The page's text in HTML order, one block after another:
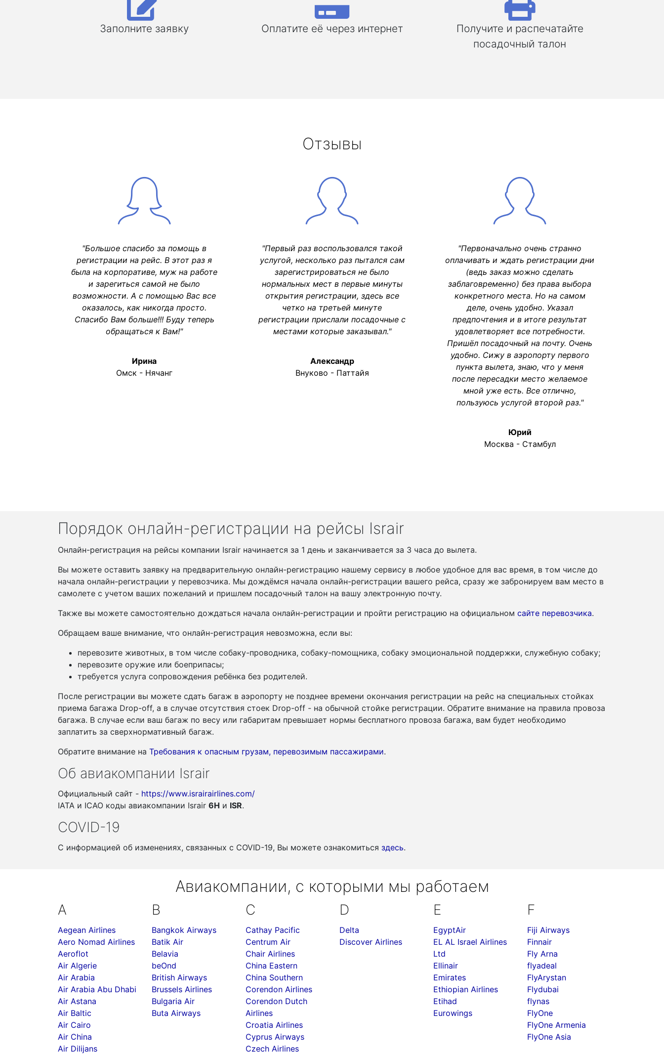
Заполните заявку Оплатите её через интернет
Получите и распечатайте
посадочный талон
Отзывы
"Большое спасибо за помощь в
регистрации на рейс. В этот раз я
была на корпоративе, муж на работе
и зарегиться самой не было
возможности. А с помощью Вас все
оказалось, как никогда просто.
Спасибо Вам больше!!! Буду теперь
обращаться к Вам!"
Ирина
Омск - Нячанг
"Первый раз воспользовался такой
услугой, несколько раз пытался сам
зарегистрироваться не было
нормальных мест в первые минуты
открытия регистрации, здесь все
четко на третьей минуте
регистрации прислали посадочные с
местами которые заказывал."
Александр
Внуково - Паттайя
"Первоначально очень странно
оплачивать и ждать регистрации дни
(ведь заказ можно сделать
заблаговременно) без права выбора
конкретного места. Но на самом
деле, очень удобно. Указал
предпочтения и в итоге результат
удовлетворяет все потребности.
Пришёл посадочный на почту. Очень
удобно. Сижу в аэропорту первого
пункта вылета, знаю, что у меня
после пересадки место желаемое
мной уже есть. Все отлично,
пользуюсь услугой второй раз."
Юрий
Москва - Стамбул
Порядок онлайн-регистрации на рейсы Israir
Онлайн-регистрация на рейсы компании Israir начинается за 1 день и заканчивается за 3 часа до вылета.
Вы можете оставить заявку на предварительную онлайн-регистрацию нашему сервису в любое удобное для вас время, в том числе до
начала онлайн-регистрации у перевозчика. Мы дождёмся начала онлайн-регистрации вашего рейса, сразу же забронируем вам место в
самолете с учетом ваших пожеланий и пришлем посадочный талон на вашу электронную почту.
Также вы можете самостоятельно дождаться начала онлайн-регистрации и пройти регистрацию на официальном сайте перевозчика.
Обращаем ваше внимание, что онлайн-регистрация невозможна, если вы:
перевозите животных, в том числе собаку-проводника, собаку-помощника, собаку эмоциональной поддержки, служебную собаку;
перевозите оружие или боеприпасы;
требуется услуга сопровождения ребёнка без родителей.
После регистрации вы можете сдать багаж в аэропорту не позднее времени окончания регистрации на рейс на специальных стойках
приема багажа Drop-off, а в случае отсутствия стоек Drop-off - на обычной стойке регистрации. Обратите внимание на правила провоза
багажа. В случае если ваш багаж по весу или габаритам превышает нормы бесплатного провоза багажа, вам будет необходимо
заплатить за сверхнормативный багаж.
Обратите внимание на Требования к опасным грузам, перевозимым пассажирами.
Об авиакомпании Israir
Официальный сайт - https://www.israirairlines.com/
IATA и ICAO коды авиакомпании Israir 6H и ISR.
COVID-19
С информацией об изменениях, связанных c COVID-19, Вы можете ознакомиться здесь.
Авиакомпании, с которыми мы работаем
A
Aegean Airlines
Aero Nomad Airlines
Aeroflot
Air Algerie
Air Arabia
Air Arabia Abu Dhabi
Air Astana
Air Baltic
Air Cairo
Air China
Air Dilijans
B
Bangkok Airways
Batik Air
Belavia
beOnd
British Airways
Brussels Airlines
Bulgaria Air
Buta Airways
C
Cathay Pacific
Centrum Air
Chair Airlines
China Eastern
China Southern
Corendon Airlines
Corendon Dutch
Airlines
Croatia Airlines
Cyprus Airways
Czech Airlines
D
Delta
Discover Airlines
E
EgyptAir
EL AL Israel Airlines
Ltd
Ellinair
Emirates
Ethiopian Airlines
Etihad
Eurowings
F
Fiji Airways
Finnair
Fly Arna
flyadeal
FlyArystan
Flydubai
flynas
FlyOne
FlyOne Armenia
FlyOne Asia